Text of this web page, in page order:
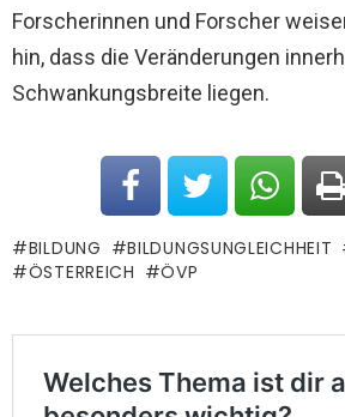
Forscherinnen und Forscher
hin, dass die Veränderungen
Schwankungsbreite liegen.
BILDUNG BILDUNGSUNGLEICHHEIT
ÖSTERREICH
ÖVP